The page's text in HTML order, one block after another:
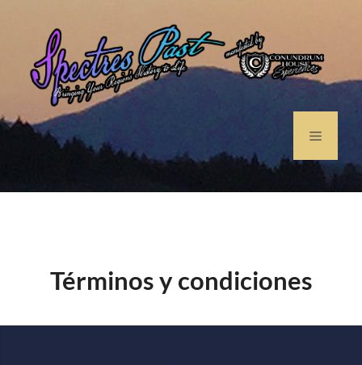
Términos y condiciones